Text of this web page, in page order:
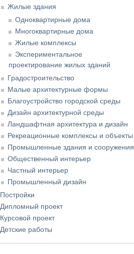
Жилые здания
Одноквартирные дома
Многоквартирные дома
Жилые комплексы
Экспериментальное
проектирование жилых зданий
Градостроительство
Малые архитектурные формы
Благоустройство городской среды
Дизайн архитектурной среды
Ландшафтная архитектура и дизайн
Рекреационные комплексы и объекты
Промышленные здания и сооружения
Общественный интерьер
Частный интерьер
Промышленный дизайн
Постройки
Дипломный проект
Курсовой проект
Детские работы